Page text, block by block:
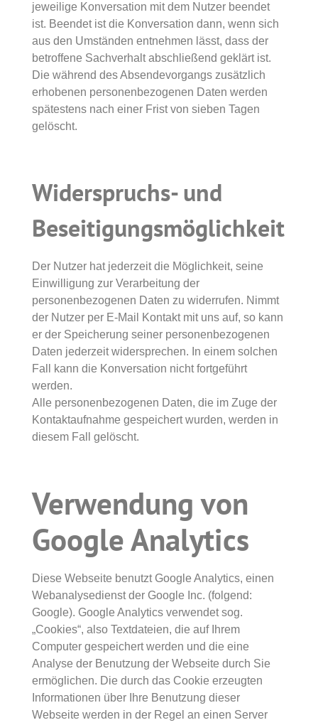
jeweilige Konversation mit dem Nutzer beendet
ist. Beendet ist die Konversation dann, wenn sich
aus den Umständen entnehmen lässt, dass der
betroffene Sachverhalt abschließend geklärt ist.
Die während des Absendevorgangs zusätzlich
erhobenen personenbezogenen Daten werden
spätestens nach einer Frist von sieben Tagen
gelöscht.
Widerspruchs- und
Beseitigungsmöglichkeit
Der Nutzer hat jederzeit die Möglichkeit, seine
Einwilligung zur Verarbeitung der
personenbezogenen Daten zu widerrufen. Nimmt
der Nutzer per E-Mail Kontakt mit uns auf, so kann
er der Speicherung seiner personenbezogenen
Daten jederzeit widersprechen. In einem solchen
Fall kann die Konversation nicht fortgeführt
werden.
Alle personenbezogenen Daten, die im Zuge der
Kontaktaufnahme gespeichert wurden, werden in
diesem Fall gelöscht.
Verwendung von
Google Analytics
Diese Webseite benutzt Google Analytics, einen
Webanalysedienst der Google Inc. (folgend:
Google). Google Analytics verwendet sog.
„Cookies“, also Textdateien, die auf Ihrem
Computer gespeichert werden und die eine
Analyse der Benutzung der Webseite durch Sie
ermöglichen. Die durch das Cookie erzeugten
Informationen über Ihre Benutzung dieser
Webseite werden in der Regel an einen Server